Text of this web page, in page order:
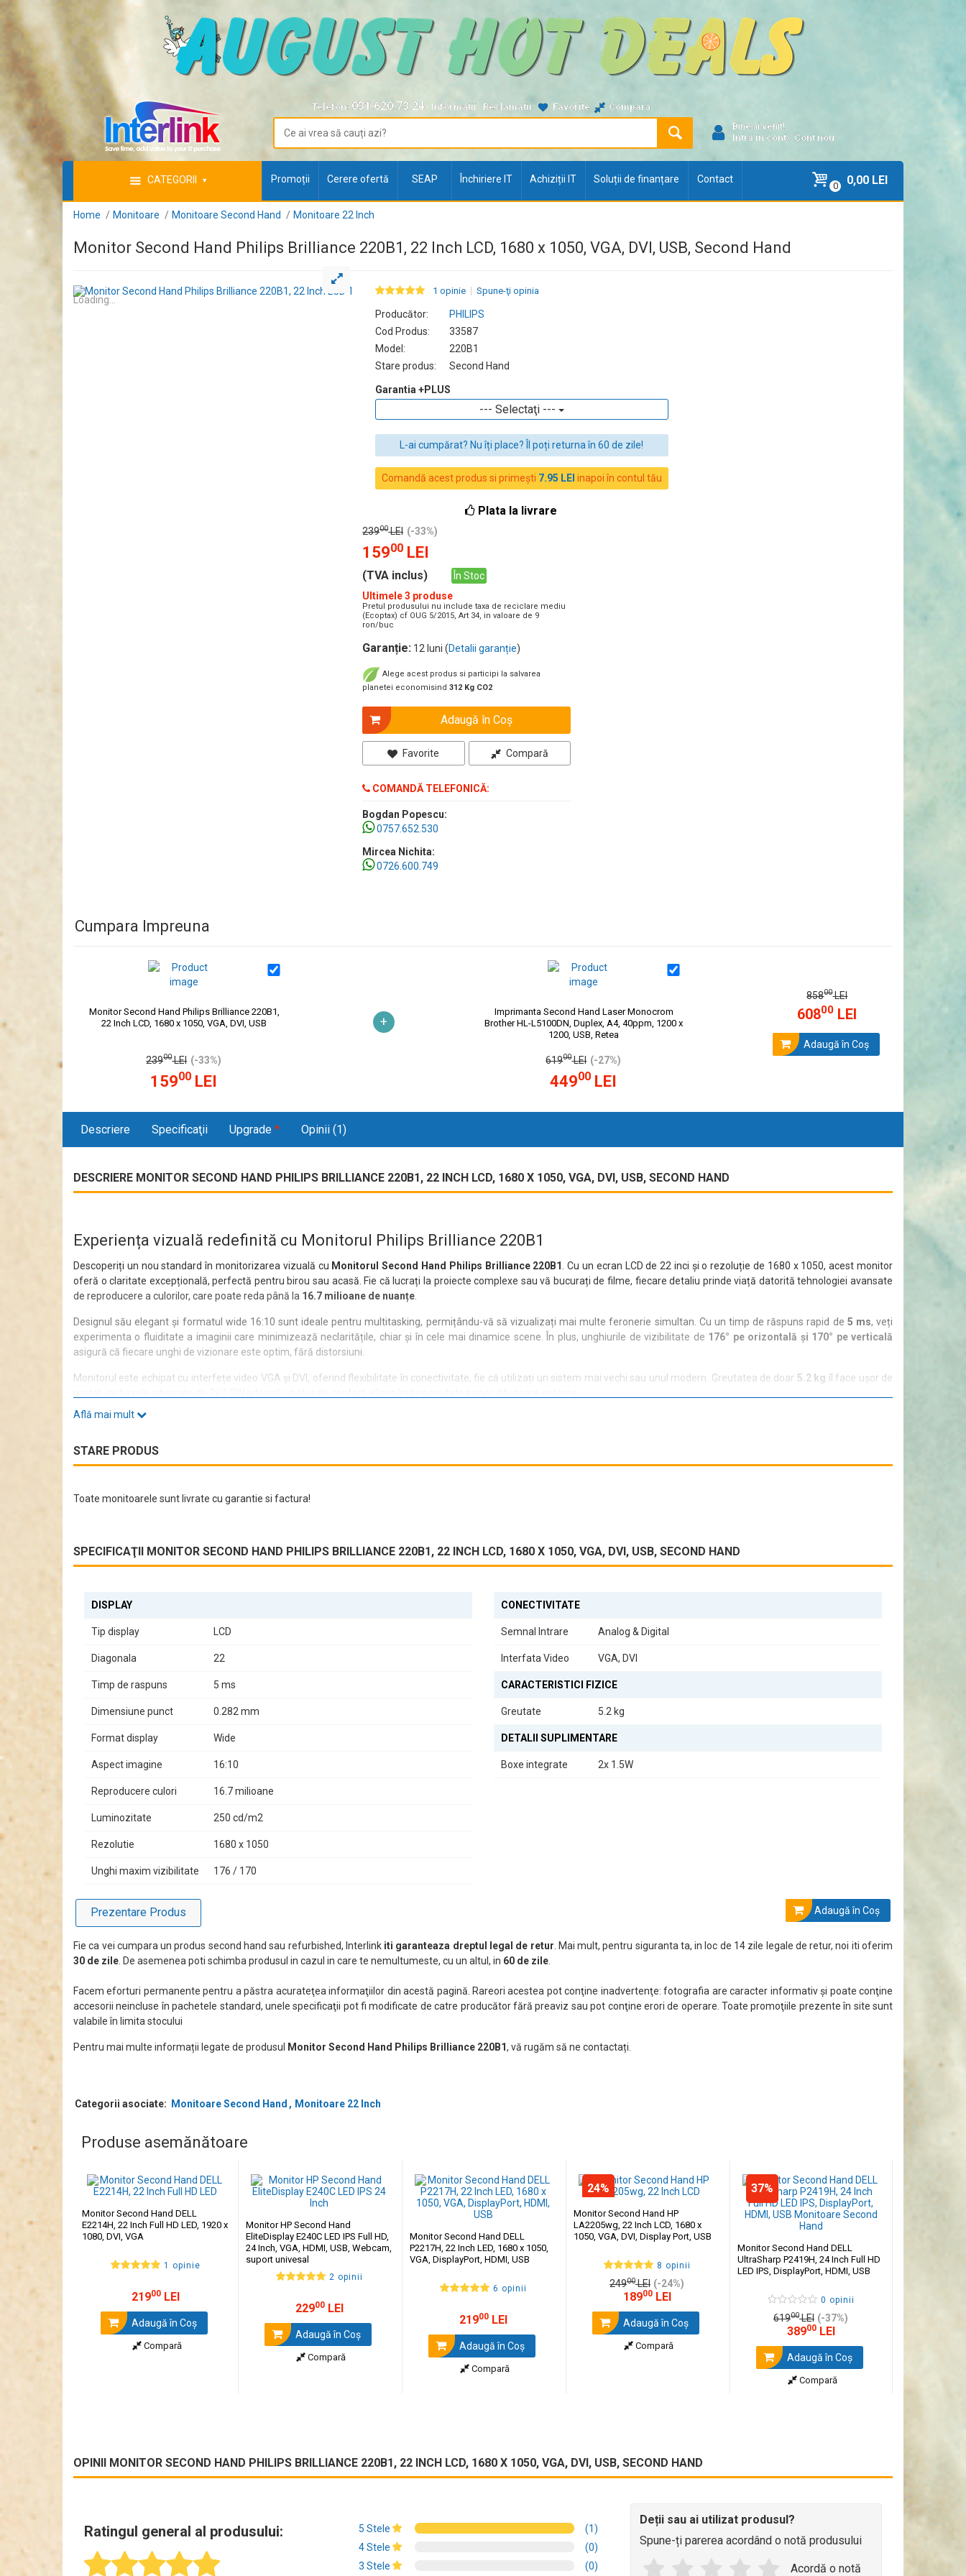
Telefon: 031.620.73.24 Informații Reclamații Favorite Compară
Bine ai venit!
Intră în cont / Cont nou
CATEGORII Promoții Cerere ofertă SEAP Închiriere IT Achiziții IT Soluții de finanțare Contact
0 0,00 LEI
Home Monitoare Monitoare Second Hand Monitoare 22 Inch
Monitor Second Hand Philips Brilliance 220B1, 22 Inch LCD, 1680 x 1050, VGA, DVI, USB, Second Hand
Loading...
1 opinie Spune-ţi opinia
Producător:
PHILIPS
Cod Produs:
33587
Model:
220B1
Stare produs:
Second Hand
Garantia +PLUS
--- Selectaţi ---
L-ai cumpărat? Nu îți place? Îl poți returna în 60 de zile!
Comandă acest produs si primești 7.95 LEI inapoi în contul tău
Plata la livrare
23900LEI (-33%)
15900 LEI
(TVA inclus)
În Stoc
Ultimele 3 produse
Pretul produsului nu include taxa de reciclare mediu
(Ecoptax) cf OUG 5/2015, Art 34, in valoare de 9
ron/buc
Garanție: 12 luni (Detalii garanție)
Alege acest produs si participi la salvarea
planetei economisind312 Kg CO2
Adaugă în Coş
Favorite Compară
COMANDĂ TELEFONICĂ:
Bogdan Popescu:
0757.652.530
Mircea Nichita:
0726.600.749
Cumpara Impreuna
Monitor Second Hand Philips Brilliance 220B1,
22 Inch LCD, 1680 x 1050, VGA, DVI, USB
23900LEI (-33%)
15900 LEI
+
Imprimanta Second Hand Laser Monocrom
Brother HL-L5100DN, Duplex, A4, 40ppm, 1200 x
1200, USB, Retea
61900LEI (-27%)
44900 LEI
85800LEI
60800 LEI
Adaugă în Coş
Descriere Specificaţii Upgrade * Opinii (1)
DESCRIERE MONITOR SECOND HAND PHILIPS BRILLIANCE 220B1, 22 INCH LCD, 1680 X 1050, VGA, DVI, USB, SECOND HAND
Experiența vizuală redefinită cu Monitorul Philips Brilliance 220B1
Descoperiți un nou standard în monitorizarea vizuală cu Monitorul Second Hand Philips Brilliance 220B1
. Cu un ecran LCD de 22 inci și o rezoluție de 1680 x 1050, acest monitor
oferă o claritate excepțională, perfectă pentru birou sau acasă. Fie că lucrați la proiecte complexe sau vă bucurați de filme, fiecare detaliu prinde viață datorită tehnologiei avansate
de reproducere a culorilor, care poate reda până la 16.7 milioane de nuanțe
Designul său elegant și formatul wide 16:10 sunt ideale pentru multitasking, permițându-vă să vizualizați mai multe feronerie simultan. Cu un timp de răspuns rapid de 5 ms, veți
experimenta o fluiditate a imaginii care minimizează neclaritățile, chiar și în cele mai dinamice scene. În plus, unghiurile de vizibilitate de 176° pe orizontală și 170° pe verticală
asigură că fiecare unghi de vizionare este optim, fără distorsiuni.
Monitorul este echipat cu interfețe video VGA și DVI, oferind flexibilitate în conectivitate, fie că utilizați un sistem mai vechi sau unul modern. Greutatea de doar 5.2 kg îl face ușor de
Cu o luminozitate de
Află mai mult
STARE PRODUS
Toate monitoarele sunt livrate cu garantie si factura!
SPECIFICAŢII MONITOR SECOND HAND PHILIPS BRILLIANCE 220B1, 22 INCH LCD, 1680 X 1050, VGA, DVI, USB, SECOND HAND
DISPLAY
Tip display LCD
Diagonala 22
Timp de raspuns 5 ms
Dimensiune punct 0.282 mm
Format display Wide
Aspect imagine 16:10
Reproducere culori 16.7 milioane
Luminozitate 250 cd/m2
Rezolutie 1680 x 1050
Unghi maxim vizibilitate 176 / 170
CONECTIVITATE
Semnal Intrare Analog & Digital
Interfata Video VGA, DVI
CARACTERISTICI FIZICE
Greutate 5.2 kg
DETALII SUPLIMENTARE
Boxe integrate 2x 1.5W
Prezentare Produs Adaugă în Coş
Fie ca vei cumpara un produs second hand sau refurbished, Interlink iti garanteaza dreptul legal de retur . Mai mult, pentru siguranta ta, in loc de 14 zile legale de retur, noi iti oferim
30 de zile . De asemenea poti schimba produsul in cazul in care te nemultumeste, cu un altul, in 60 de zile
Facem eforturi permanente pentru a păstra acurateţea informaţiilor din acestă pagină. Rareori acestea pot conţine inadvertenţe: fotografia are caracter informativ şi poate conţine
accesorii neincluse în pachetele standard, unele specificaţii pot fi modificate de catre producător fără preaviz sau pot conţine erori de operare. Toate promoţiile prezente în site sunt
valabile în limita stocului
Pentru mai multe informații legate de produsul Monitor Second Hand Philips Brilliance 220B1, vă rugăm să ne contactați.
Categorii asociate: Monitoare Second Hand Monitoare 22 Inch
Produse asemănătoare
Monitor Second Hand DELL
E2214H, 22 Inch Full HD LED, 1920 x
1080, DVI, VGA
1 opinie
21900LEI
Adaugă în Coş
Compară
Monitor HP Second Hand
EliteDisplay E240C LED IPS Full HD,
24 Inch, VGA, HDMI, USB, Webcam,
suport univesal
2 opinii
22900LEI
Adaugă în Coş
Compară
Monitor Second Hand DELL
P2217H, 22 Inch LED, 1680 x 1050,
VGA, DisplayPort, HDMI, USB
6 opinii
21900LEI
Adaugă în Coş
Compară
24%
Monitor Second Hand HP
LA2205wg, 22 Inch LCD, 1680 x
1050, VGA, DVI, Display Port, USB
8 opinii
24900LEI (-24%)
18900LEI
Adaugă în Coş
Compară
37%
Monitor Second Hand DELL
UltraSharp P2419H, 24 Inch Full HD
LED IPS, DisplayPort, HDMI, USB
0 opinii
61900LEI (-37%)
38900LEI
Adaugă în Coş
Compară
OPINII MONITOR SECOND HAND PHILIPS BRILLIANCE 220B1, 22 INCH LCD, 1680 X 1050, VGA, DVI, USB, SECOND HAND
Ratingul general al produsului: 5 Stele
(1)
4 Stele
(0)
3 Stele
(0)
Deții sau ai utilizat produsul?
Spune-ți parerea acordând o notă produsului
Acordă o notă